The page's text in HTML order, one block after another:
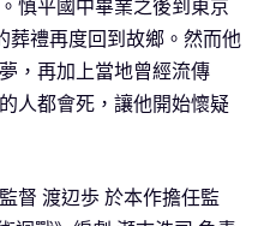
慎平國中畢業之後到東京
葬禮再度回到故鄉。然而他
，再加上當地曾經流傳
人都會死，讓他開始懷疑
督 渡辺歩 於本作擔任監